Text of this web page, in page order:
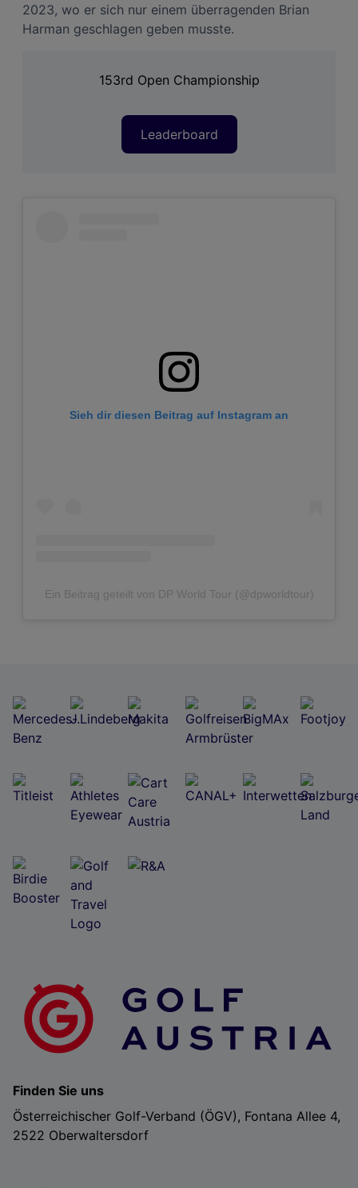
2023, wo er sich nur einem überragenden Brian
Harman geschlagen geben musste.
153rd Open Championship
Leaderboard
Sieh dir diesen Beitrag auf Instagram an
Ein Beitrag geteilt von DP World Tour (@dpworldtour)
Finden Sie uns
Österreichischer Golf-Verband (ÖGV), Fontana Allee 4,
2522 Oberwaltersdorf